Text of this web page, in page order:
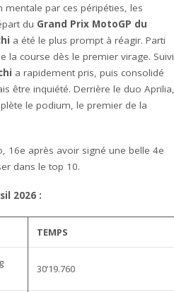
par ces péripéties, les
du Grand Prix MotoGP du
a été le plus prompt à réagir. Parti
la course dès le premier virage. Suivi
a rapidement pris, puis consolidé
être inquiété. Derrière le duo Aprilia,
le podium, le premier de la
16e après avoir signé une belle 4e
dans le top 10.
2026 :
TEMPS
30’19.760